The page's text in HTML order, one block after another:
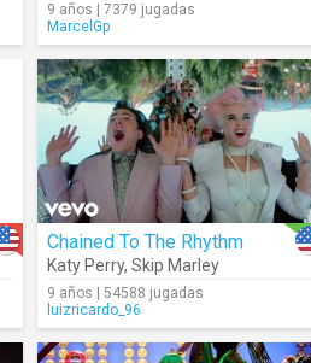
9 años | 7379 jugadas
MarcelGp
Chained To The Rhythm
Katy Perry, Skip Marley
9 años | 54588 jugadas
luizricardo_96